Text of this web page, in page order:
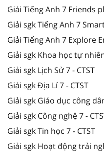
Giải Tiếng Anh 7 Friends
Giải sgk Tiếng Anh 7
Giải Tiếng Anh 7 Explore
Giải sgk Khoa học tự
Giải sgk Lịch Sử 7 - CTST
Giải sgk Địa Lí 7 - CTST
Giải sgk Giáo dục công
Giải sgk Công nghệ 7 -
Giải sgk Tin học 7 - CTST
Giải sgk Hoạt động trải